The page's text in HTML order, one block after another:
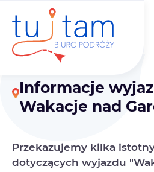
Informacje
Wakacje nad
Przekazujemy kilka
dotyczących wyjazdu